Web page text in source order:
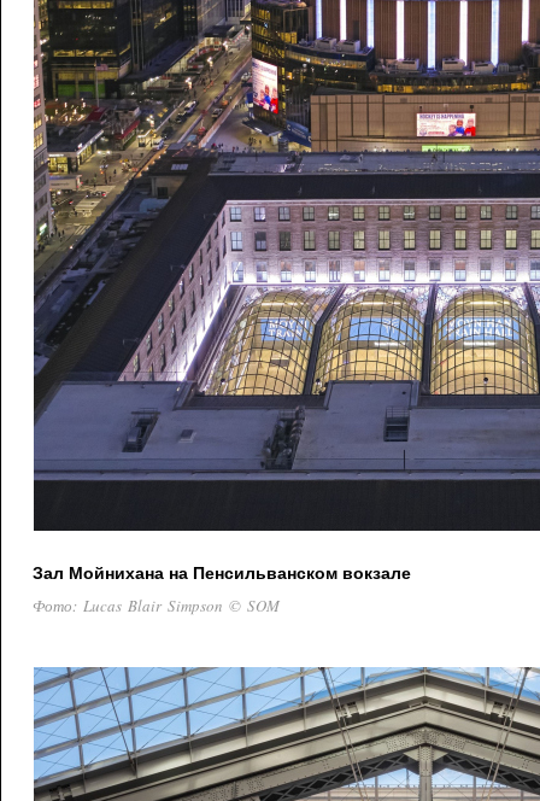
Зал Мойнихана на Пенсильванском вокзале
Фото: Lucas Blair Simpson © SOM